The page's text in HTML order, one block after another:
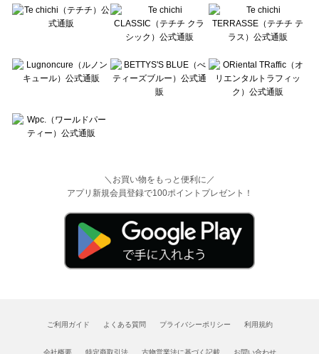
＼お買い物をもっと便利に／
アプリ新規会員登録で100ポイントプレゼント！
ご利用ガイド よくある質問 プライバシーポリシー 利用規約
会社概要 特定商取引法 古物営業法に基づく記載 お問い合わせ